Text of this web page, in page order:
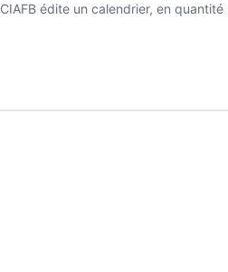
édite un calendrier, en